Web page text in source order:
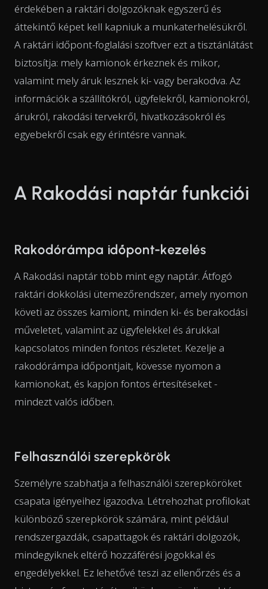
érdekében a raktári dolgozóknak egyszerű és
áttekintő képet kell kapniuk a munkaterhelésükről.
A raktári időpont-foglalási szoftver ezt a tisztánlátást
biztosítja: mely kamionok érkeznek és mikor,
valamint mely áruk lesznek ki- vagy berakodva. Az
információk a szállítókról, ügyfelekről, kamionokról,
árukról, rakodási tervekről, hivatkozásokról és
egyebekről csak egy érintésre vannak.
A Rakodási naptár funkciói
Rakodórámpa időpont-kezelés
A Rakodási naptár több mint egy naptár. Átfogó
raktári dokkolási ütemezőrendszer, amely nyomon
követi az összes kamiont, minden ki- és berakodási
műveletet, valamint az ügyfelekkel és árukkal
kapcsolatos minden fontos részletet. Kezelje a
rakodórámpa időpontjait, kövesse nyomon a
kamionokat, és kapjon fontos értesítéseket -
mindezt valós időben.
Felhasználói szerepkörök
Személyre szabhatja a felhasználói szerepköröket
csapata igényeihez igazodva. Létrehozhat profilokat
különböző szerepkörök számára, mint például
rendszergazdák, csapattagok és raktári dolgozók,
mindegyiknek eltérő hozzáférési jogokkal és
engedélyekkel. Ez lehetővé teszi az ellenőrzés és a